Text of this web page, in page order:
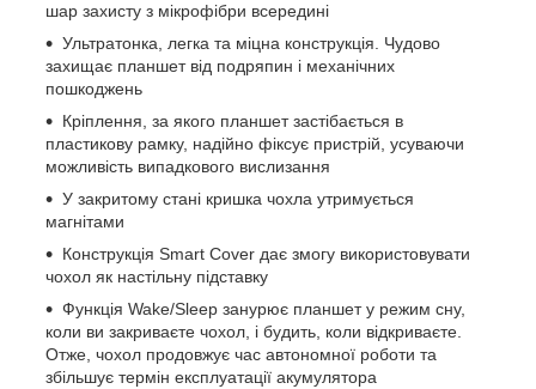
шар захисту з мікрофібри всередині
Ультратонка, легка та міцна конструкція. Чудово
захищає планшет від подряпин і механічних
пошкоджень
Кріплення, за якого планшет застібається в
пластикову рамку, надійно фіксує пристрій, усуваючи
можливість випадкового вислизання
У закритому стані кришка чохла утримується
магнітами
Конструкція Smart Cover дає змогу використовувати
чохол як настільну підставку
Функція Wake/Sleep занурює планшет у режим сну,
коли ви закриваєте чохол, і будить, коли відкриваєте.
Отже, чохол продовжує час автономної роботи та
збільшує термін експлуатації акумулятора